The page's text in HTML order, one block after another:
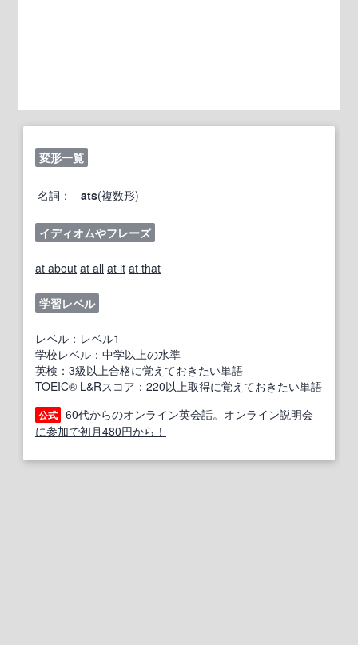
変形一覧
名詞： ats(複数形)
イディオムやフレーズ
at about at all at it at that
学習レベル
レベル：レベル1
学校レベル：中学以上の水準
英検：3級以上合格に覚えておきたい単語
TOEIC® L&Rスコア：220以上取得に覚えておきたい単語
公式 60代からのオンライン英会話。オンライン説明会
に参加で初月480円から！